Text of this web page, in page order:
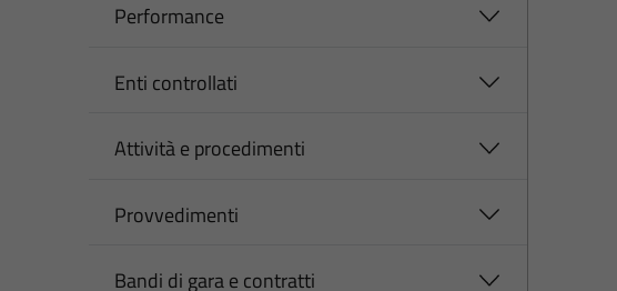
Performance
Enti controllati
Attività e procedimenti
Provvedimenti
Bandi di gara e contratti